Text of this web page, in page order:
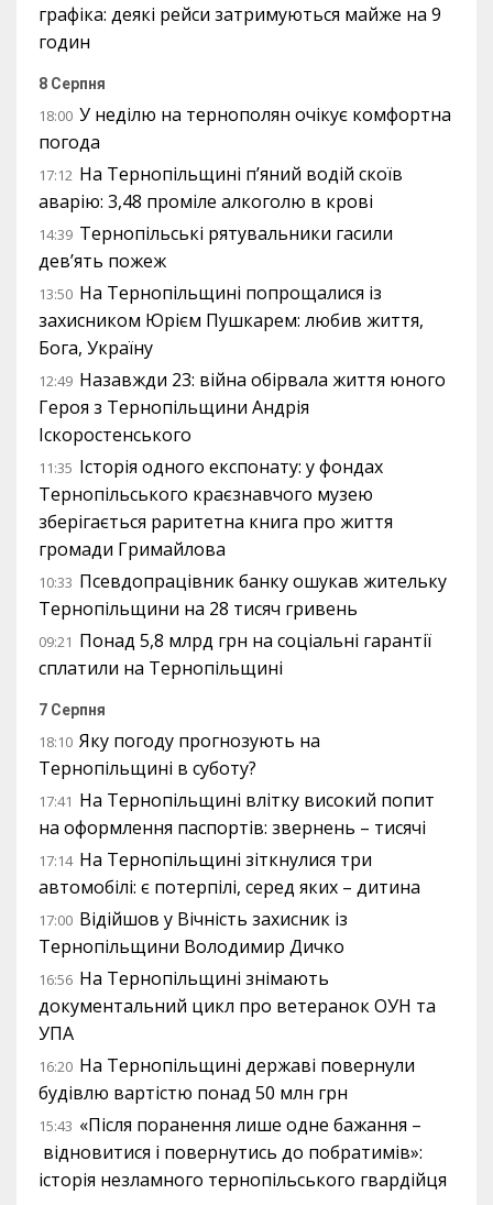
графіка: деякі рейси затримуються майже на 9
годин
8 Серпня
18:00 У неділю на тернополян очікує комфортна
погода
17:12 На Тернопільщині п’яний водій скоїв
аварію: 3,48 проміле алкоголю в крові
14:39 Тернопільські рятувальники гасили
дев’ять пожеж
13:50 На Тернопільщині попрощалися із
захисником Юрієм Пушкарем: любив життя,
Бога, Україну
12:49 Назавжди 23: війна обірвала життя юного
Героя з Тернопільщини Андрія
Іскоростенського
11:35 Історія одного експонату: у фондах
Тернопільського краєзнавчого музею
зберігається раритетна книга про життя
громади Гримайлова
10:33 Псевдопрацівник банку ошукав жительку
Тернопільщини на 28 тисяч гривень
09:21 Понад 5,8 млрд грн на соціальні гарантії
сплатили на Тернопільщині
7 Серпня
18:10 Яку погоду прогнозують на
Тернопільщині в суботу?
17:41 На Тернопільщині влітку високий попит
на оформлення паспортів: звернень – тисячі
17:14 На Тернопільщині зіткнулися три
автомобілі: є потерпілі, серед яких – дитина
17:00 Відійшов у Вічність захисник із
Тернопільщини Володимир Дичко
16:56 На Тернопільщині знімають
документальний цикл про ветеранок ОУН та
УПА
16:20 На Тернопільщині державі повернули
будівлю вартістю понад 50 млн грн
15:43 «Після поранення лише одне бажання –
відновитися і повернутись до побратимів»:
історія незламного тернопільського гвардійця